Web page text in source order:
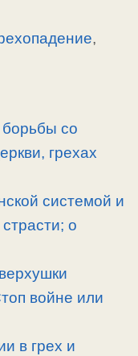
,
со
грехах
системой и
о
войне или
в грех и